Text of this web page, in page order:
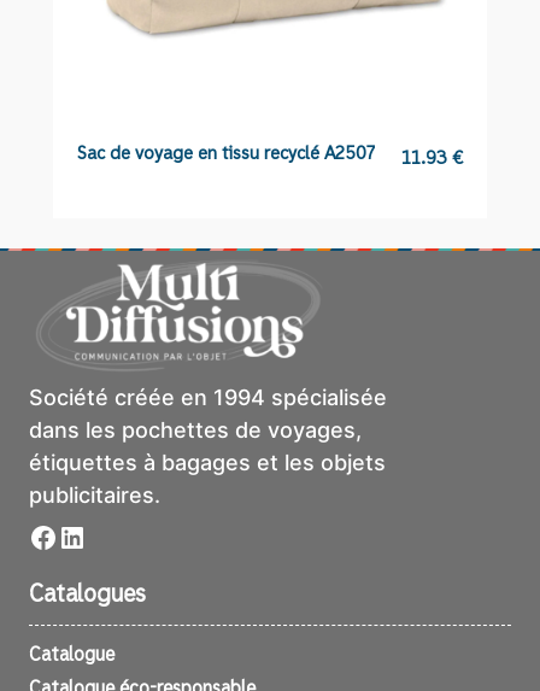
Sac de voyage en tissu recyclé A2507 11.93€
Société créée en 1994 spécialisée
dans les pochettes de voyages,
étiquettes à bagages et les objets
publicitaires.
Facebook
LinkedIn
Catalogues
Catalogue